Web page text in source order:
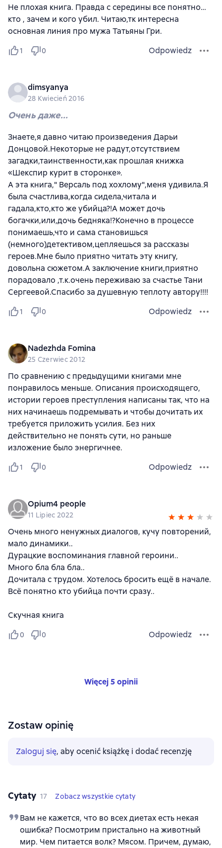
Не плохая книга. Правда с середины все понятно…
кто , зачем и кого убил. Читаю,тк интересна
основная линия про мужа Татьяны Гри.
1 0 Odpowiedz
dimsyanya
28 Kwiecień 2016
Очень даже...
Знаете,я давно читаю произведения Дарьи
Донцовой.Некоторые не радут,отсутствием
загадки,таинственности,как прошлая книжка
«Шекспир курит в сторонке».
А эта книга," Версаль под хохлому",меня удивила.Я
была счастлива,когда сидела,читала и
гадала,кто,кто же убийца?!А может дочь
богачки,или,дочь бедняка!?Конечно в процессе
понимаешь,что и сама становишься
(немного)детективом,цепляешься за рассказы
героев.Мне было приятно читать эту книгу,
довольна сюжетом.А заключение книги,приятно
порадовало ,т.к.очень переживаю за счастье Тани
Сергеевой.Спасибо за душевную теплоту автору!!!!
1 0 Odpowiedz
Nadezhda Fomina
25 Czerwiec 2012
По сравнению с предыдущими книгами мне
понравилось меньше. Описания происходящего,
истории героев преступления написаны так, что на
них начинаешь подремывать и чтобы дочитать их
требуется приложить усилия. Без них
действительно не понять сути, но раньше
изложение было энергичнее.
1 0 Odpowiedz
Opium4 people
11 Lipiec 2022
Очень много ненужных диалогов, кучу повторений,
мало динамики..
Дурацкие воспоминания главной героини..
Много бла бла бла..
Дочитала с трудом. Хотелось бросить ещё в начале.
Всё понятно кто убийца почти сразу..
Скучная книга
0 0 Odpowiedz
Więcej 5 opinii
Zostaw opinię
Zaloguj się, aby ocenić książkę i dodać recenzję
Cytaty 17 Zobacz wszystkie cytaty
Вам не кажется, что во всех диетах есть некая
ошибка? Посмотрим пристально на животный
мир. Чем питается волк? Мясом. Причем, думаю,